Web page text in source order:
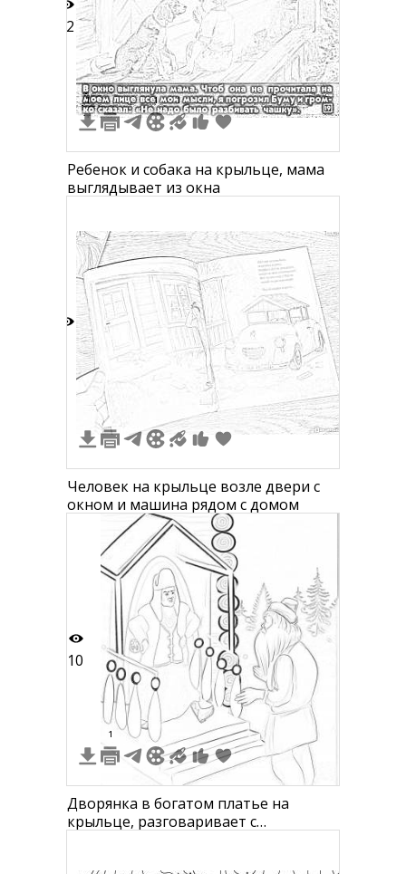
12
1 1 1
Ребенок и собака на крыльце, мама
выглядывает из окна
Человек на крыльце возле двери с
окном и машина рядом с домом
10
1
Дворянка в богатом платье на
крыльце, разговаривает с